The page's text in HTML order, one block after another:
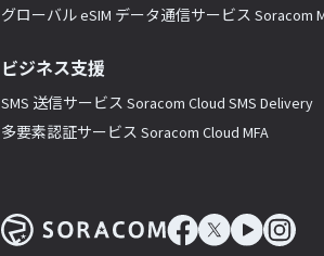
グローバル eSIM データ通信サービス Soracom
ビジネス支援
SMS 送信サービス Soracom Cloud SMS Delivery
多要素認証サービス Soracom Cloud MFA